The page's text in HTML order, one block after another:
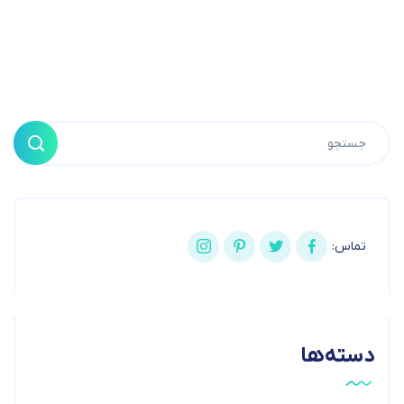
تماس:
دسته‌ها